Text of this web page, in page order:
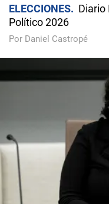
ELECCIONES
Diario
Político 2026
Por Daniel Castropé